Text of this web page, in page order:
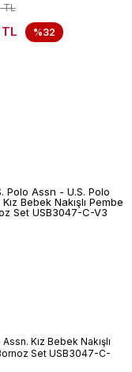
TL
%32
Kız Bebek Nakışlı
Set USB3047-C-